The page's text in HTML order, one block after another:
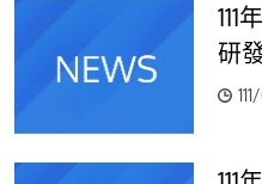
111
研
說